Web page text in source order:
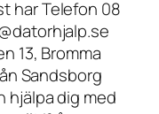
har Telefon 08
13, Bromma
Sandsborg
hjälpa dig med